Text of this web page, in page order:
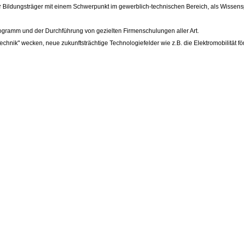
mit einem Schwerpunkt im gewerblich-technischen Bereich, als
und der Durchführung von gezielten Firmenschulungen aller Art.
wecken, neue zukunftsträchtige Technologiefelder wie z.B. die Elektromobilität